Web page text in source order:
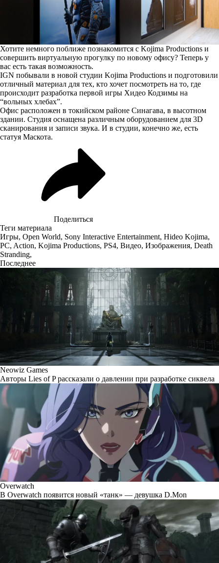
Хотите немного поближе познакомится с Kojima Productions и
совершить виртуальную прогулку по новому офису? Теперь у
вас есть такая возможность.
IGN побывали в новой студии Kojima Productions и подготовили
отличный материал для тех, кто хочет посмотреть на то, где
происходит разработка первой игры Хидео Кодзимы на
“вольных хлебах”.
Офис расположен в токийском районе Синагава, в высотном
здании. Студия оснащена различным оборудованием для 3D
сканирования и записи звука. И в студии, конечно же, есть
статуя Маскота.
Поделиться
Теги материала
Игры, Open World, Sony Interactive Entertainment, Hideo Kojima,
PC, Action, Kojima Productions, PS4, Видео, Изображения, Death
Stranding,
Последнее
Neowiz Games
Авторы Lies of P рассказали о давлении при разработке сиквела
Overwatch
В Overwatch появится новый «танк» — девушка D.Mon